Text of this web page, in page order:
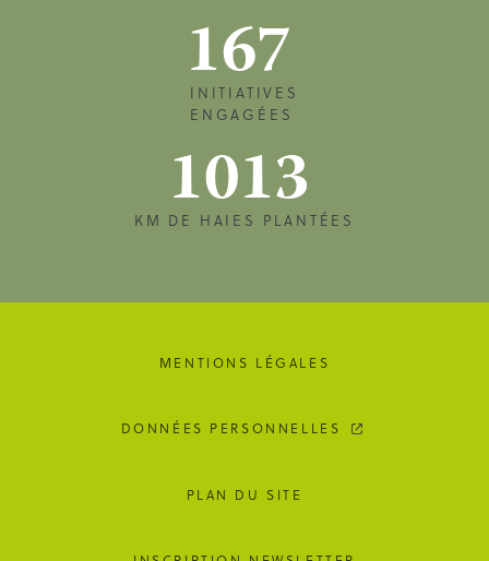
167
INITIATIVES
ENGAGÉES
1013
KM DE HAIES PLANTÉES
MENTIONS LÉGALES
DONNÉES PERSONNELLES
PLAN DU SITE